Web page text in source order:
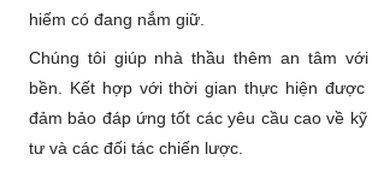
hiếm có đang nắm giữ.
Chúng tôi giúp nhà thầu thêm an tâm với
bền. Kết hợp với thời gian thực hiện
đảm bảo đáp ứng tốt các yêu cầu cao về kỹ
tư và các đối tác chiến lược.